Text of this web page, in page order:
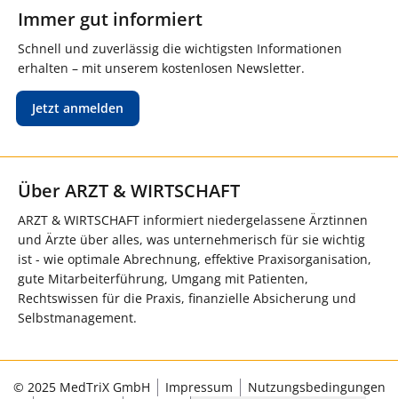
Immer gut informiert
Schnell und zuverlässig die wichtigsten Informationen
erhalten – mit unserem kostenlosen Newsletter.
Jetzt anmelden
Über ARZT & WIRTSCHAFT
ARZT & WIRTSCHAFT informiert niedergelassene Ärztinnen
und Ärzte über alles, was unternehmerisch für sie wichtig
ist - wie optimale Abrechnung, effektive Praxisorganisation,
gute Mitarbeiterführung, Umgang mit Patienten,
Rechtswissen für die Praxis, finanzielle Absicherung und
Selbstmanagement.
© 2025 MedTriX GmbH Impressum
Nutzungsbedingungen